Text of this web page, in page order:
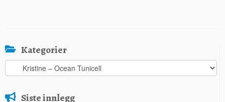
Kategorier
Kategorier
Siste innlegg